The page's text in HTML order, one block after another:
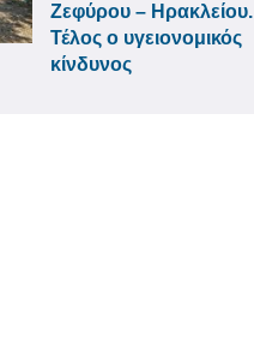
Ζεφύρου – Ηρακλείου.
Τέλος ο υγειονομικός
κίνδυνος